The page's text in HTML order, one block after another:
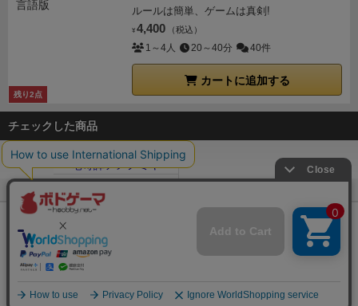
残り2点
ルールは簡単、ゲームは真剣!
¥ 4,400 （税込）
1～4人 20～40分 40件
カートに追加する
チェックした商品
【ボドゲーマ】ボードゲームの総合情報サイト
All rights reserved.